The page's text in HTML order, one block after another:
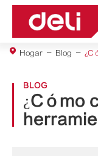
Hogar Blog
BLOG
¿Cómo